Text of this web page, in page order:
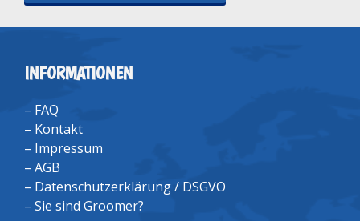
INFORMATIONEN
– FAQ
– Kontakt
– Impressum
– AGB
– Datenschutzerklärung / DSGVO
– Sie sind Groomer?